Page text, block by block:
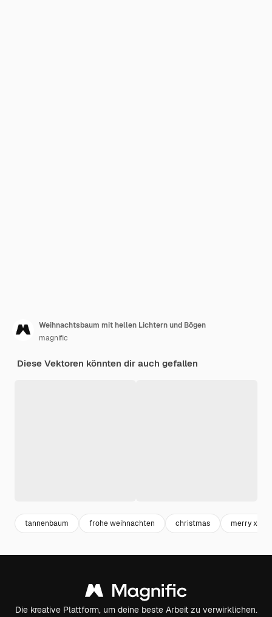
Weihnachtsbaum mit hellen Lichtern und Bögen
magnific
Diese Vektoren könnten dir auch gefallen
tannenbaum frohe weihnachten christmas merry xmas
Die kreative Plattform, um deine beste Arbeit zu verwirklichen.